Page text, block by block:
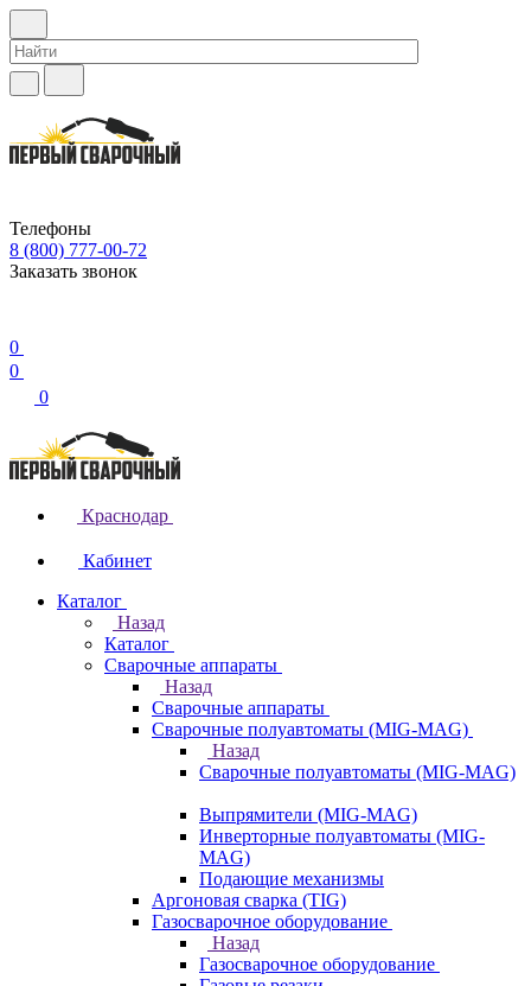
Телефоны
8 (800) 777-00-72
Заказать звонок
0
0
0
Краснодар
Кабинет
Каталог
Назад
Каталог
Сварочные аппараты
Назад
Сварочные аппараты
Сварочные полуавтоматы (MIG-MAG)
Назад
Сварочные полуавтоматы (MIG-MAG)
Выпрямители (MIG-MAG)
Инверторные полуавтоматы (MIG-
MAG)
Подающие механизмы
Аргоновая сварка (TIG)
Газосварочное оборудование
Назад
Газосварочное оборудование